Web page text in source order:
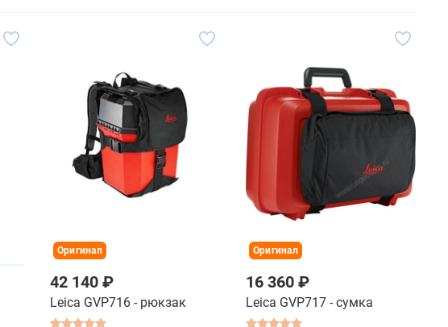
Оригинал
42 140 ₽
Leica GVP716 - рюкзак
Оригинал
16 360 ₽
Leica GVP717 - сумка